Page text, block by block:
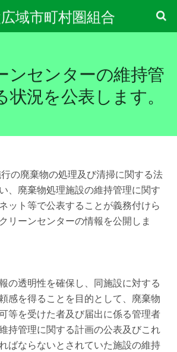
域市町村圏組合
ンセンターの維持管
況を公表します。
の廃棄物の処理及び清掃に関する法
、廃棄物処理施設の維持管理に関す
ット等で公表することが義務付けら
リーンセンターの情報を公開しま
の透明性を確保し、同施設に対する
感を得ることを目的として、廃棄物
等を受けた者及び届出に係る管理者
持管理に関する計画の公表及びこれ
ばならないとされていた施設の維持